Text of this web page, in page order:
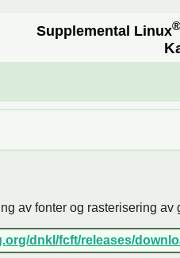
Supplemental Linux®
av fonter og rasterisering av
dnkl/fcft/releases/